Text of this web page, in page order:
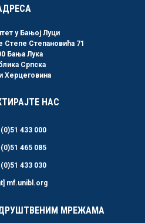
у Бањој Луци
Степе Степановића 71
Бања Лука
Српска
Херцеговина
НАС
433 000
465 085
433 030
mf.unibl.org
МРЕЖАМА